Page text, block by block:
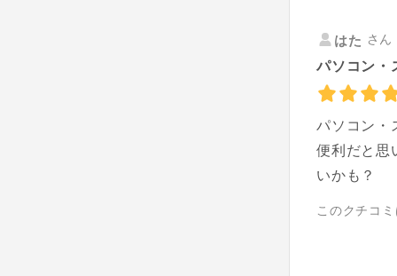
はた さ
パソコン・
パソコン・
便利だと思
いかも？
このクチコ